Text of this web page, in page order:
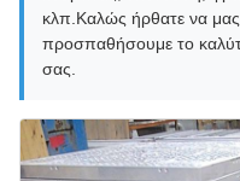
κλπ.Καλώς ήρθατε να μας
προσπαθήσουμε το
σας.